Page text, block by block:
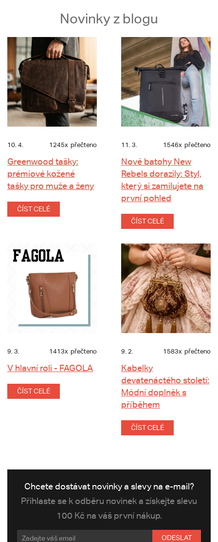
Novinky z blogu
10. 4. 1245x přečteno
Greenwood tašky:
prémiové kožené
tašky pro muže a ženy
ČÍST CELÉ
11. 3. 1546x přečteno
Nové batohy New
Rebels dorazily: Styl,
který si zamilujete na
první pohled
ČÍST CELÉ
9. 3. 1413x přečteno
V hlavní roli - FAGOLA
ČÍST CELÉ
9. 2. 1583x přečteno
Kabelky
devatenáctého století:
Módní doplněk s
příběhem
ČÍST CELÉ
Chcete dostávat novinky a slevy na e-mail?
Přihlaste se k odběru novinek a získejte slevu
100 Kč na váš první nákup.
ODESLAT